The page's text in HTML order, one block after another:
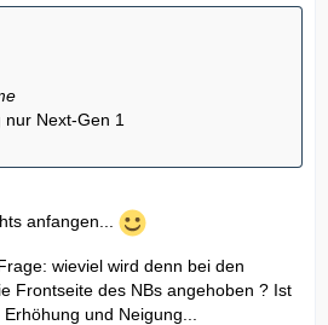
Next-Gen 1
anfangen...
wieviel wird denn bei den
Frontseite des NBs angehoben ? Ist
und Neigung...